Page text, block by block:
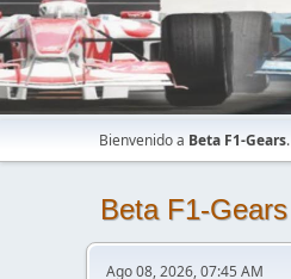
Bienvenido a Beta F1-Gears.
Beta F1-Gears
Ago 08, 2026, 07:45 AM